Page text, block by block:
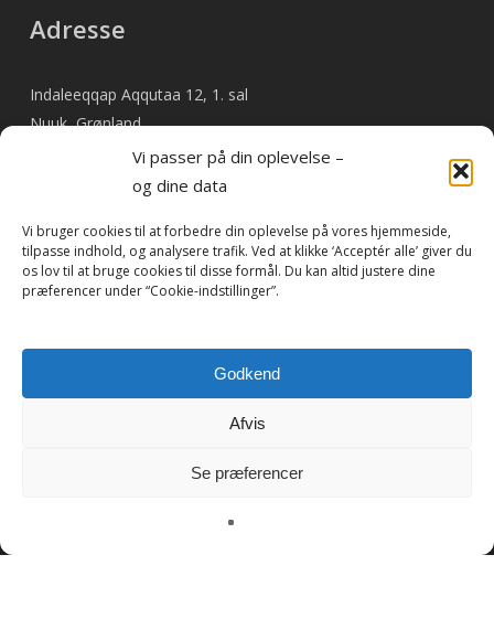
Vi passer på din oplevelse –
og dine data
Vi bruger cookies til at forbedre din oplevelse på vores hjemmeside,
tilpasse indhold, og analysere trafik. Ved at klikke ‘Acceptér alle’ giver du
os lov til at bruge cookies til disse formål. Du kan altid justere dine
præferencer under “Cookie-indstillinger”.
Godkend
Afvis
Se præferencer
Adresse
Indaleeqqap Aqqutaa 12, 1. sal
Nuuk, Grønland
Betal faktura online
Som noget nyt er det nu muligt at betale faktura fra Travel
betal her